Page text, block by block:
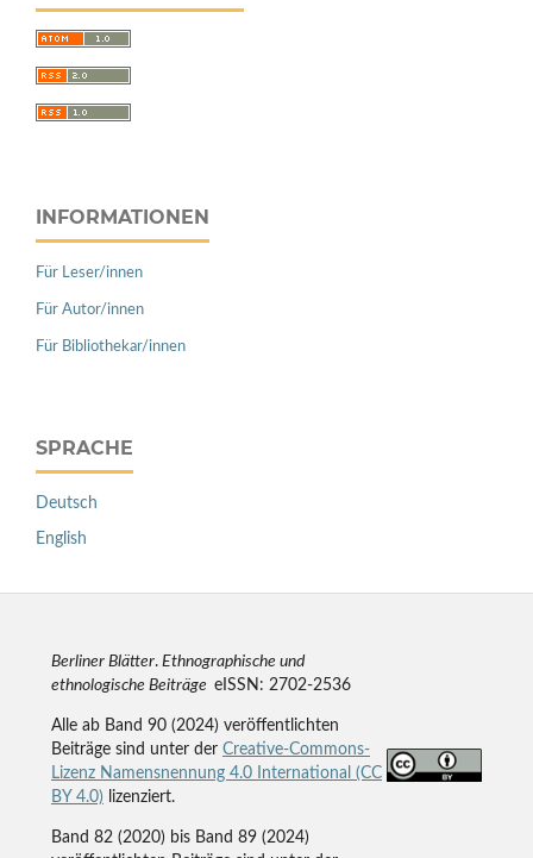
INFORMATIONEN
Für Leser/innen
Für Autor/innen
Für Bibliothekar/innen
SPRACHE
Deutsch
English
Berliner Blätter.Ethnographische und
ethnologische Beiträge eISSN: 2702-2536
Alle ab Band 90 (2024) veröffentlichten
Beiträge sind unter der Creative-Commons-
Lizenz Namensnennung 4.0 International (CC
BY 4.0) lizenziert.
Band 82 (2020) bis Band 89 (2024)